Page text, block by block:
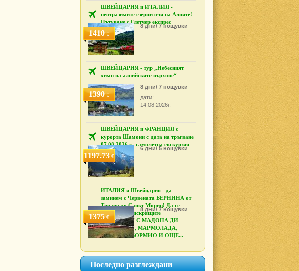
ШВЕЙЦАРИЯ и ИТАЛИЯ -
неотразимите езерни очи на Алпите!
Пътуване с Глетчер експрес
1410€
8 дни/ 7 нощувки
ШВЕЙЦАРИЯ - тур „Небесният
химн на алпийските върхове“
1390€
8 дни/ 7 нощувки
дати:
14.08.2026г.
ШВЕЙЦАРИЯ и ФРАНЦИЯ с
курорта Шамони с дата на тръгване
07.08.2026 г., самолетна екскурзия
1197.73€
6 дни/ 5 нощувки
ИТАЛИЯ и Швейцария - да
заминем с Червената БЕРНИНА от
Тирано до Санкт Мориц! Да се
възхитим на искрящите
ДОЛОМИТИ С МАДОНА ДИ
КАМПИЛЬО, МАРМОЛАДА,
КАНАЗЕЙ, БОРМИО И ОЩЕ...
1375€
8 дни/ 7 нощувки
Последно разглеждани